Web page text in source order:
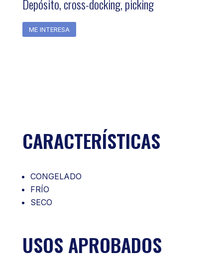
Depósito, cross-docking, picking
ME INTERESA
CARACTERÍSTICAS
CONGELADO
FRÍO
SECO
USOS APROBADOS